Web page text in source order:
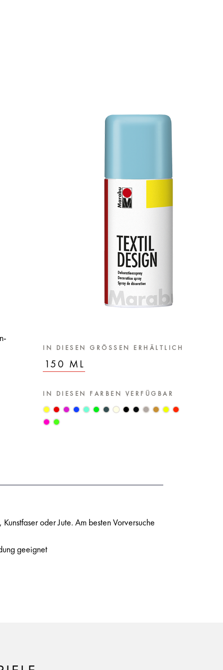
IN DIESEN GRÖSSEN ERHÄLTLICH
150 ML
IN DIESEN FARBEN VERFÜGBAR
oder Jute. Am besten Vorversuche
geeignet